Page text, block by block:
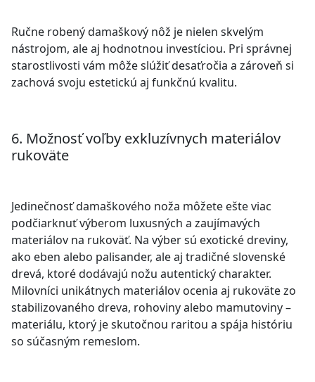
Ručne robený damaškový nôž je nielen skvelým
nástrojom, ale aj hodnotnou investíciou. Pri správnej
starostlivosti vám môže slúžiť desaťročia a zároveň si
zachová svoju estetickú aj funkčnú kvalitu.
6. Možnosť voľby exkluzívnych materiálov
rukoväte
Jedinečnosť damaškového noža môžete ešte viac
podčiarknuť výberom luxusných a zaujímavých
materiálov na rukoväť. Na výber sú exotické dreviny,
ako eben alebo palisander, ale aj tradičné slovenské
drevá, ktoré dodávajú nožu autentický charakter.
Milovníci unikátnych materiálov ocenia aj rukoväte zo
stabilizovaného dreva, rohoviny alebo mamutoviny –
materiálu, ktorý je skutočnou raritou a spája históriu
so súčasným remeslom.